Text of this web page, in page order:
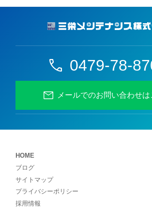
0479-78-
メールでのお問い合わせは
HOME
ブログ
サイトマップ
プライバシーポリシー
採用情報